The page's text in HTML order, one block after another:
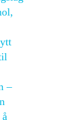
–